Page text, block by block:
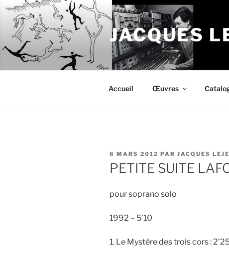
Aller
contenu
principal
JACQUES
Accueil Œuvres
PUBLIÉ
LE
6 MARS 2012 PAR JACQUES
PETITE SUITE
pour soprano solo
1992 – 5’10
1. Le Mystère des trois cors :